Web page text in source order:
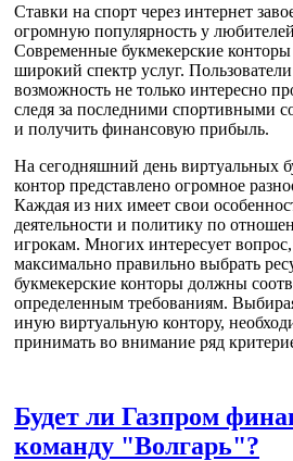
Ставки на спорт через интернет
огромную популярность у любителей
Современные букмекерские
широкий спектр услуг.
возможность не только интересно
следя за последними спортивными
и получить финансовую прибыль.
На сегодняшний день виртуальных
контор представлено огромное
Каждая из них имеет свои
деятельности и политику по
игрокам. Многих интересует
максимально правильно выбрать
букмекерские конторы должны
определенным требованиям.
иную виртуальную контору,
принимать во внимание ряд
Будет ли Газпром
команду "Волгарь"?